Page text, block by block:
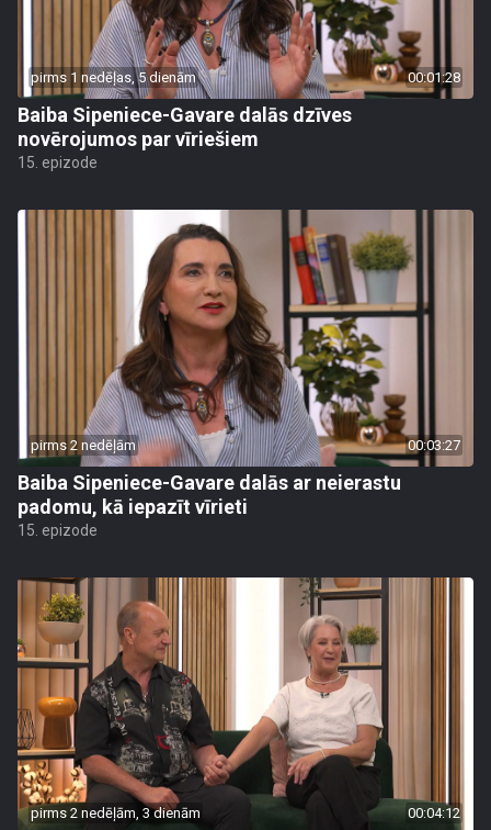
pirms 1 nedēļas, 5 dienām 00:01:28
Baiba Sipeniece-Gavare dalās dzīves
novērojumos par vīriešiem
15. epizode
pirms 2 nedēļām 00:03:27
Baiba Sipeniece-Gavare dalās ar neierastu
padomu, kā iepazīt vīrieti
15. epizode
pirms 2 nedēļām, 3 dienām 00:04:12